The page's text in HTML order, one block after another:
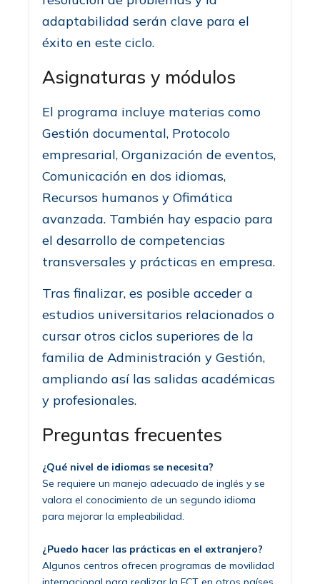
adaptabilidad serán clave para el
éxito en este ciclo.
Asignaturas y módulos
El programa incluye materias como
Gestión documental, Protocolo
empresarial, Organización de eventos,
Comunicación en dos idiomas,
Recursos humanos y Ofimática
avanzada. También hay espacio para
el desarrollo de competencias
transversales y prácticas en empresa.
Tras finalizar, es posible acceder a
estudios universitarios relacionados o
cursar otros ciclos superiores de la
familia de Administración y Gestión,
ampliando así las salidas académicas
y profesionales.
Preguntas frecuentes
¿Qué nivel de idiomas se necesita?
Se requiere un manejo adecuado de inglés y se
valora el conocimiento de un segundo idioma
para mejorar la empleabilidad.
¿Puedo hacer las prácticas en el extranjero?
Algunos centros ofrecen programas de movilidad